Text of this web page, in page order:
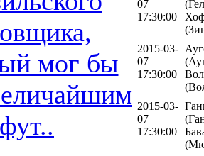
мог бы
фут..
07
17:30:00
2015-03-
07
17:30:00
2015-03-
07
17:30:00